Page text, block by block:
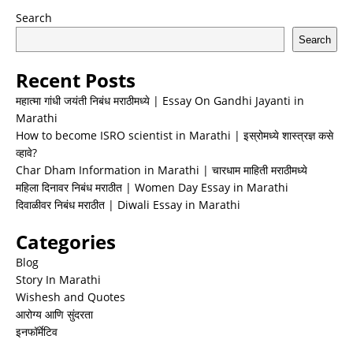
Search
Search
Recent Posts
महात्मा गांधी जयंती निबंध मराठीमध्ये | Essay On Gandhi Jayanti in
Marathi
How to become ISRO scientist in Marathi | इस्रोमध्ये शास्त्रज्ञ कसे
व्हावे?
Char Dham Information in Marathi | चारधाम माहिती मराठीमध्ये
महिला दिनावर निबंध मराठीत | Women Day Essay in Marathi
दिवाळीवर निबंध मराठीत | Diwali Essay in Marathi
Categories
Blog
Story In Marathi
Wishesh and Quotes
आरोग्य आणि सुंदरता
इनफॉर्मेटिव